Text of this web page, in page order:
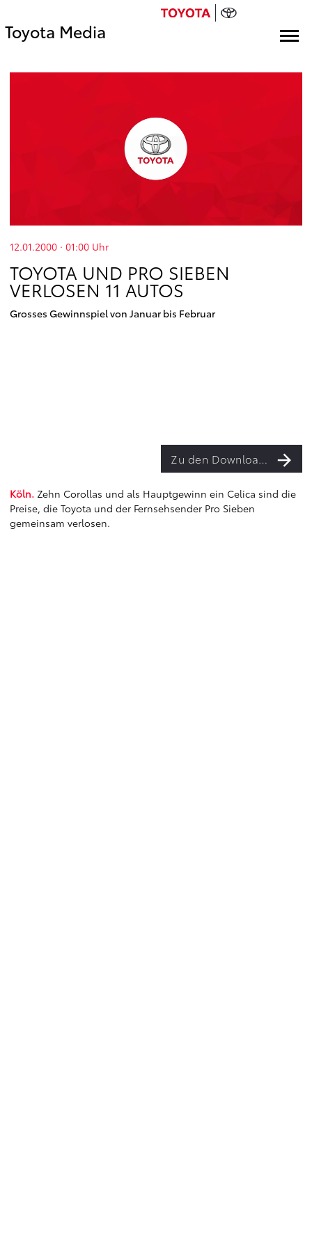
Toyota Media
12.01.2000 · 01:00 Uhr
TOYOTA UND PRO SIEBEN
VERLOSEN 11 AUTOS
Grosses Gewinnspiel von Januar bis Februar
Zu den Downloads
Köln. Zehn Corollas und als Hauptgewinn ein Celica sind die
Preise, die Toyota und der Fernsehsender Pro Sieben
gemeinsam verlosen.